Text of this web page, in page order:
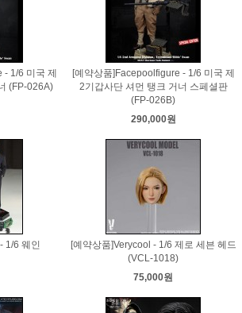
1/6 미국 제
(FP-026A)
[예약상품]Facepoolfigure - 1/6 미국 제
2기갑사단 셔먼 탱크 거너 스페셜판
(FP-026B)
290,000원
1/6 웨인
[예약상품]Verycool - 1/6 제로 세븐 헤드
(VCL-1018)
75,000원